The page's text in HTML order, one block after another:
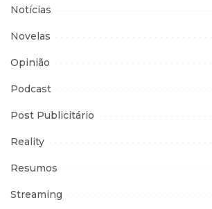
Notícias
Novelas
Opinião
Podcast
Post Publicitário
Reality
Resumos
Streaming